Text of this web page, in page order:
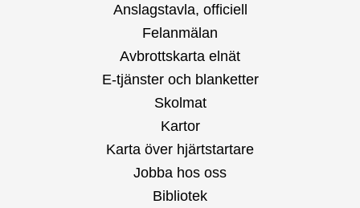
Anslagstavla, officiell
Felanmälan
Avbrottskarta elnät
E-tjänster och blanketter
Skolmat
Kartor
Karta över hjärtstartare
Jobba hos oss
Bibliotek